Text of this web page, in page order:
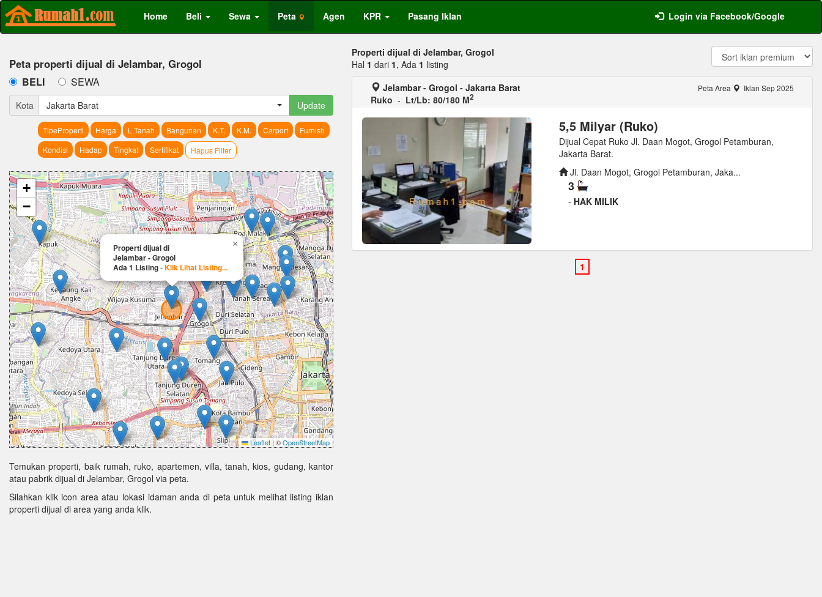
Home Beli Sewa Peta Agen KPR Pasang Iklan Login via Facebook/Google
Peta properti dijual di Jelambar, Grogol
BELI SEWA
Kota Jakarta Barat Update
TipeProperti Harga L.Tanah Bangunan K.T. K.M. Carport
Furnish
Kondisi
Hadap Tingkat Sertifikat Hapus Filter
Properti dijual di
Jelambar - Grogol
Ada 1 Listing-Klik Lihat Listing...
×
+
−
Leaflet | ©OpenStreetMap
Temukan properti, baik rumah, ruko, apartemen, villa, tanah, kios, gudang, kantor
atau pabrik dijual di Jelambar, Grogol via peta.
Silahkan klik icon area atau lokasi idaman anda di peta untuk melihat listing iklan
properti dijual di area yang anda klik.
Properti dijual di Jelambar, Grogol
Hal 1 dari 1, Ada 1 listing
Jelambar - Grogol - Jakarta Barat
Ruko - Lt/Lb: 80/180 M2
Peta Area Iklan Sep 2025
5,5 Milyar (Ruko)
Dijual Cepat Ruko Jl. Daan Mogot, Grogol Petamburan,
Jakarta Barat.
Jl. Daan Mogot, Grogol Petamburan, Jaka...
3
- HAK MILIK